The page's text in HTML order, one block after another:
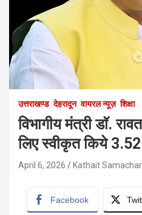
उत्तराखण्ड देहरादून वायरल न्यूज़ शिक्षा
विभागीय मंत्री डाॅ.
लिए स्वीकृत किये
April 6, 2026 Kathait
Facebook